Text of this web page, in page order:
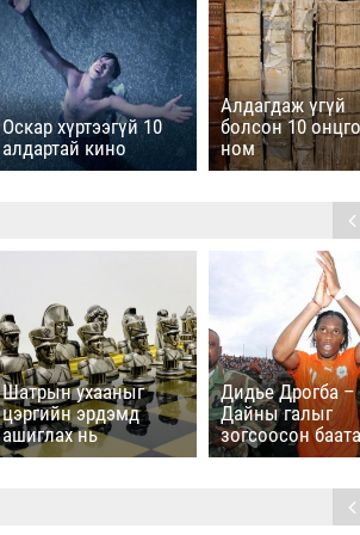
Оскар хүртээгүй 10
алдартай кино
Алдагдаж үгүй
болсон 10
ном
Шатрын ухааныг
цэргийн эрдэмд
ашиглах нь
Дидье Дрогба –
Дайны галыг
зогсоосон